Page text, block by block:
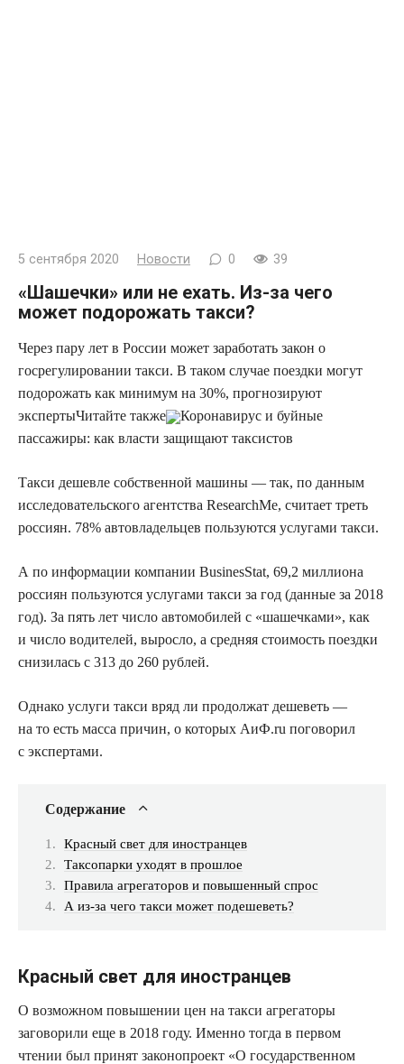
5 сентября 2020 Новости 0 39
«Шашечки» или не ехать. Из-за чего
может подорожать такси?
Через пару лет в России может заработать закон о
госрегулировании такси. В таком случае поездки могут
подорожать как минимум на 30%, прогнозируют
экспертыЧитайте также
Коронавирус и буйные
пассажиры: как власти защищают таксистов
Такси дешевле собственной машины — так, по данным
исследовательского агентства ResearchMe, считает треть
россиян. 78% автовладельцев пользуются услугами такси.
А по информации компании BusinesStat, 69,2 миллиона
россиян пользуются услугами такси за год (данные за 2018
год). За пять лет число автомобилей с «шашечками», как
и число водителей, выросло, а средняя стоимость поездки
снизилась с 313 до 260 рублей.
Однако услуги такси вряд ли продолжат дешеветь —
на то есть масса причин, о которых АиФ.ru поговорил
с экспертами.
Содержание
Красный свет для иностранцев
Таксопарки уходят в прошлое
Правила агрегаторов и повышенный спрос
А из-за чего такси может подешеветь?
Красный свет для иностранцев
О возможном повышении цен на такси агрегаторы
заговорили еще в 2018 году. Именно тогда в первом
чтении был принят законопроект «О государственном